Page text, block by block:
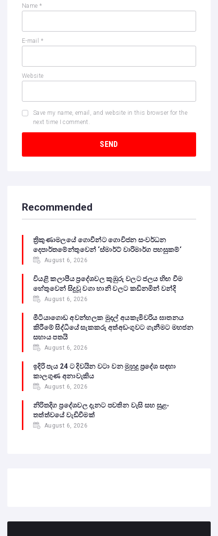
Name *
E-mail *
Website
Save my name, email, and website in this browser for the
next time I comment.
Recommended
ත්‍රිකුණාමලයේ ගොවීන්ට ගොවිජන සංවර්ධන
දෙපාර්තමේන්තුවෙන් ‘ස්මාර්ට් වාරිමාර්ග පහසුකම්‘
August 6, 2026
වියළි කලාපීය ප්‍රදේශවල කුඹුරු වලට ජලය හිඟ වීම
හේතුවෙන් සිදුවූ වගා හානි වලට කඩිනමින් වන්දි
August 6, 2026
මීටියාගොඩ අවන්හලක මුදල් අයකැමිවරිය ඝාතනය
කිරීමේ සිද්ධියේ සැකකරු අත්අඩංගුවට ගැනීමට මහජන
සහාය පතයි
August 6, 2026
ඉදිරි පැය 24 ට දිවයින වටා වන මුහුදු ප්‍රදේශ සඳහා
කාලගුණ අනාවැකිය
August 6, 2026
නිරිතදිග ප්‍රදේශවල දැනට පවතින වැසි සහ සුළං
තත්ත්වයේ වැඩිවීමක්
August 6, 2026